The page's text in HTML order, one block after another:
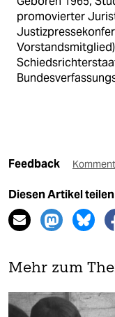
promovierter
Feedback
Diesen Artikel teilen
Mehr zum